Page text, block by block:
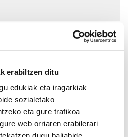
erabiltzen ditu
edukiak eta iragarkiak
sozialetako
eta gure trafikoa
web orriaren erabilerari